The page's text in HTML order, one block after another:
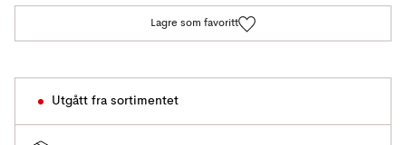
Lagre som favoritt
Utgått fra sortimentet